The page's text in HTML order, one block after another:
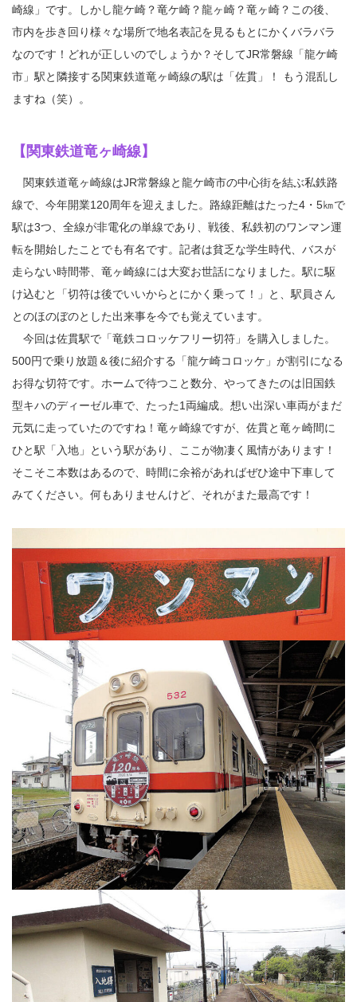
崎線」です。しかし龍ケ崎？竜ケ崎？龍ヶ崎？竜ヶ崎？この後、
市内を歩き回り様々な場所で地名表記を見るもとにかくバラバラ
なのです！どれが正しいのでしょうか？そしてJR常磐線「龍ケ崎
市」駅と隣接する関東鉄道竜ヶ崎線の駅は「佐貫」！ もう混乱し
ますね（笑）。
【関東鉄道竜ヶ崎線】
関東鉄道竜ヶ崎線はJR常磐線と龍ケ崎市の中心街を結ぶ私鉄路
線で、今年開業120周年を迎えました。路線距離はたった4・5㎞で
駅は3つ、全線が非電化の単線であり、戦後、私鉄初のワンマン運
転を開始したことでも有名です。記者は貧乏な学生時代、バスが
走らない時間帯、竜ヶ崎線には大変お世話になりました。駅に駆
け込むと「切符は後でいいからとにかく乗って！」と、駅員さん
とのほのぼのとした出来事を今でも覚えています。
今回は佐貫駅で「竜鉄コロッケフリー切符」を購入しました。
500円で乗り放題＆後に紹介する「龍ケ崎コロッケ」が割引になる
お得な切符です。ホームで待つこと数分、やってきたのは旧国鉄
型キハのディーゼル車で、たった1両編成。想い出深い車両がまだ
元気に走っていたのですね！竜ヶ崎線ですが、佐貫と竜ヶ崎間に
ひと駅「入地」という駅があり、ここが物凄く風情があります！
そこそこ本数はあるので、時間に余裕があればぜひ途中下車して
みてください。何もありませんけど、それがまた最高です！